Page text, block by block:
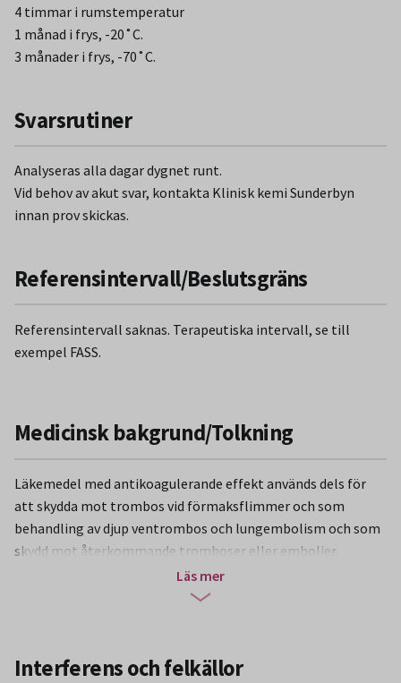
4 timmar i rumstemperatur
1 månad i frys, -20˚C.
3 månader i frys, -70˚C.
Svarsrutiner
Analyseras alla dagar dygnet runt.
Vid behov av akut svar, kontakta Klinisk kemi Sunderbyn
innan prov skickas.
Referensintervall/Beslutsgräns
Referensintervall saknas. Terapeutiska intervall, se till
exempel FASS.
Medicinsk bakgrund/Tolkning
Läkemedel med antikoagulerande effekt används dels för
att skydda mot trombos vid förmaksflimmer och som
behandling av djup ventrombos och lungembolism och som
skydd mot återkommande tromboser eller embolier.
Apixaban tillhör gruppen NOAK preparat och är en kraftfull
och specifik hämmare av faktor Xa med reversibel effekt.
monitoreras men i vissa situationer kan mätningen av
Läs mer
Interferens och felkällor